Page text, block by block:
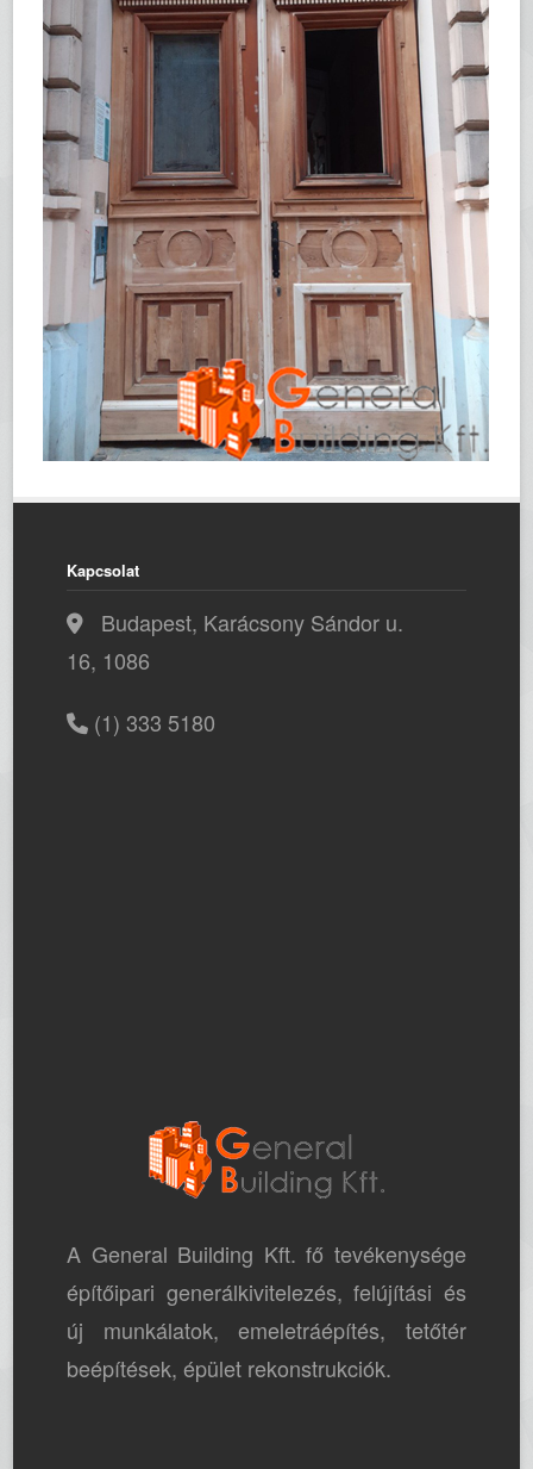
Kapcsolat
Budapest, Karácsony Sándor u.
16, 1086
(1) 333 5180
A General Building Kft. fő tevékenysége
építőipari generálkivitelezés, felújítási és
új munkálatok, emeletráépítés, tetőtér
beépítések, épület rekonstrukciók.